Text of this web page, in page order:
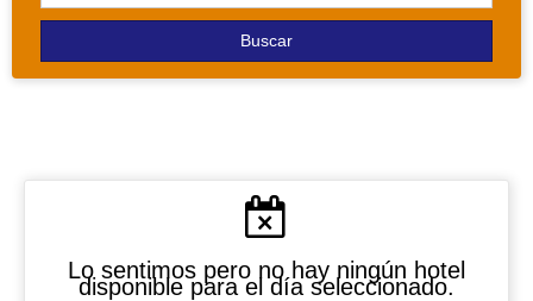
Buscar
Lo sentimos pero no hay ningún hotel
disponible para el día seleccionado.